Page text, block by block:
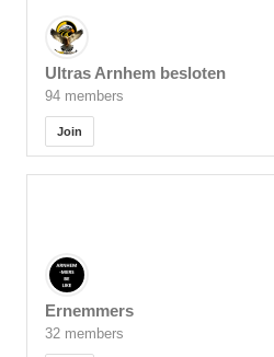
Ultras Arnhem besloten
94 members
Join
Ernemmers
32 members